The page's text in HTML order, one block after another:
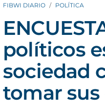
FIBWI DIARIO POLÍTICA
políticos
sociedad
tomar sus